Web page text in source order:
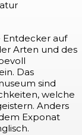
auf
Arten und des
Das
sind
welche
Anders
Exponat